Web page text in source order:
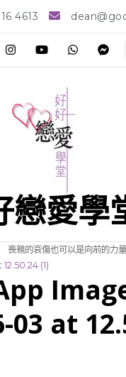
4613
戀愛學
喪親的哀傷也可以是向前的力量
(1)
03 at